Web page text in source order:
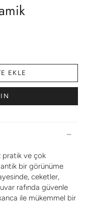
EKLE
pratik ve çok
bir görünüme
ceketler,
rafında güvenle
ile mükemmel bir